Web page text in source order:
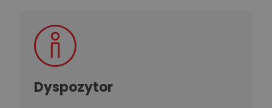
Dyspozytor